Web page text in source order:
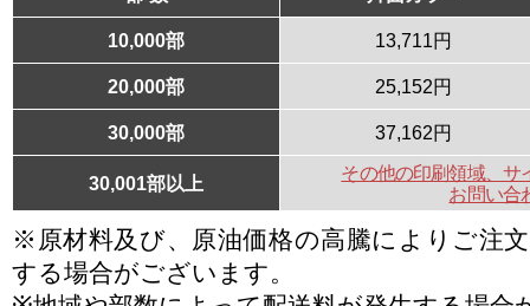
10,000部 13,711円
20,000部 25,152円
30,000部 37,162円
30,001部以上
その他の印刷領域、サ
お問い合
※原材料及び、原油価格の高騰によりご注
する場合がございます。